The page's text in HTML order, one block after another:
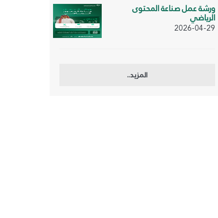
ورشة عمل صناعة المحتوى
الرياضي
2026-04-29
المزيد..